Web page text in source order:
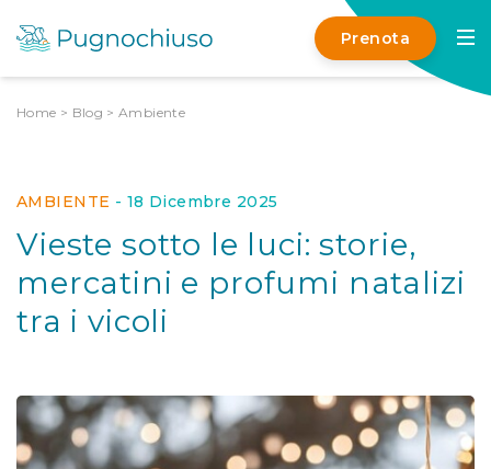
Prenota
Home > Blog >Ambiente
AMBIENTE - 18 Dicembre 2025
Vieste sotto le luci: storie,
mercatini e profumi natalizi
tra i vicoli